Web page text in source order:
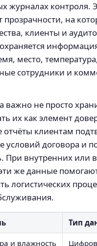
журналах контроля.
прозрачности, на
клиенты и
место,
сотрудники и
важно не просто
их как элемент
отчёты клиентам
условий договора и
При внутренних или
же данные
логистических
Тип
и влажность